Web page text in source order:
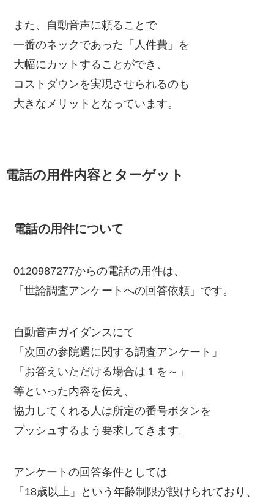
また、自動音声に頼ることで
一番のネックであった「人件費」を
大幅にカットすることができ、
コストダウンを実現させられるのも
大きなメリットとなっています。
電話の用件内容とターゲット
電話の用件について
0120987277からの電話の用件は、
「世論調査アンケートへの回答依頼」です。
自動音声ガイダンスにて
「次回の参院選に関する調査アンケート」
「お答えいただける場合は１を～」
等といった内容を伝え、
協力してくれる人は所定の番号ボタンを
プッシュするよう要求してきます。
アンケートの回答条件としては
「18歳以上」という年齢制限が設けられており、